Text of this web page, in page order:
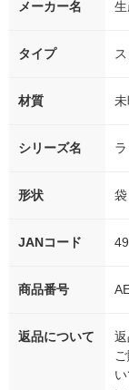
メーカー名
タイプ
材質
シリーズ名
形状 袋
JANコード
商品番号
返品について